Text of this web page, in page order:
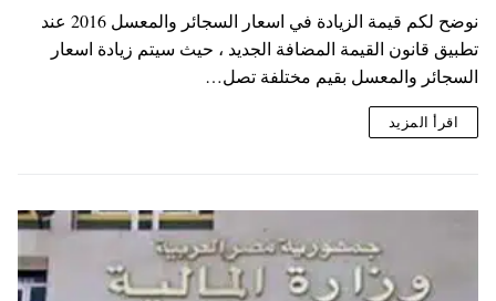
نوضح لكم قيمة الزيادة في اسعار السجائر والمعسل 2016 عند
تطبيق قانون القيمة المضافة الجديد ، حيث سيتم زيادة اسعار
السجائر والمعسل بقيم مختلفة تصل…
اقرأ المزيد